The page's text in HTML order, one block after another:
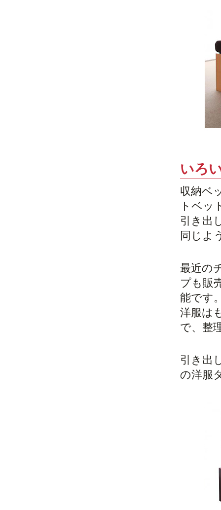
いろ
収納ベ
トベッ
引き出
同じよ
最近の
プも販
能です
洋服は
で、整
引き出
の洋服